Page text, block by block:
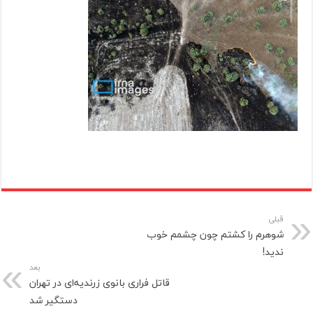
قبلی
شوهرم را کشتم چون چشمم خوب
ندید!
بعد
قاتل فراری بانوی زرندیه‌ای در تهران
دستگیر شد